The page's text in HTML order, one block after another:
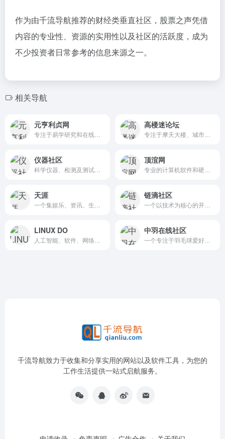
作为由千流导航推荐的财经类垂直社区，股票之声凭借
内容的专业性、资源的实用性以及社区的活跃度，成为
不少投资者日常参考的信息来源之一。
相关导航
元亨利贞网 高楼迷论坛
仪器社区 顶渲网
天涯 链滴社区
LINUX DO 中羽在线社区
千流导航致力于收集和分享实用的网站以及软件工具，为您的
工作生活提供一站式启航服务。